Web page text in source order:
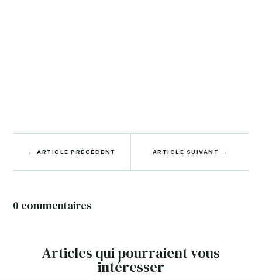
←ARTICLE PRÉCÉDENT ARTICLE SUIVANT →
0 commentaires
Articles qui pourraient vous
intéresser